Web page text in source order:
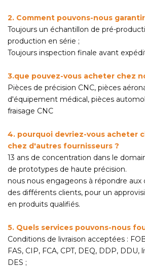
2. Comment pouvons-nous
Toujours un échantillon de pré-
production en série ;
Toujours inspection finale avant
3.que pouvez-vous acheter chez
Pièces de précision CNC, pièces
d'équipement médical, pièces
fraisage CNC
4. pourquoi devriez-vous acheter
chez d'autres fournisseurs ?
13 ans de concentration dans le
de prototypes de haute précision.
nous nous engageons à répondre aux
des différents clients, pour un
en produits qualifiés.
5. Quels services pouvons-nous
Conditions de livraison acceptées :
FAS, CIP, FCA, CPT, DEQ, DDP, DDU,
DES ;